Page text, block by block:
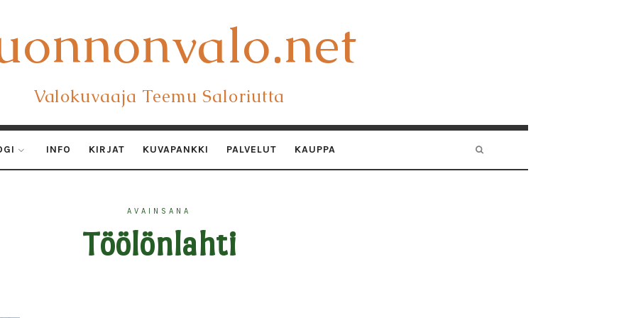
Valokuvaaja Teemu Saloriutta
INFO KIRJAT KUVAPANKKI PALVELUT KAUPPA
AVAINSANA
Töölönlahti